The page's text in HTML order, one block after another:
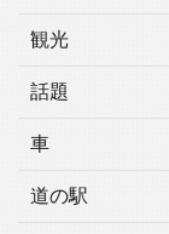
観光
話題
車
道の駅